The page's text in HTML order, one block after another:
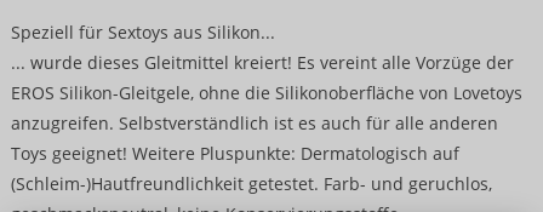
Speziell für Sextoys aus Silikon...
... wurde dieses Gleitmittel kreiert! Es vereint alle Vorzüge der
EROS Silikon-Gleitgele, ohne die Silikonoberfläche von Lovetoys
anzugreifen. Selbstverständlich ist es auch für alle anderen
Toys geeignet! Weitere Pluspunkte: Dermatologisch auf
(Schleim-)Hautfreundlichkeit getestet. Farb- und geruchlos,